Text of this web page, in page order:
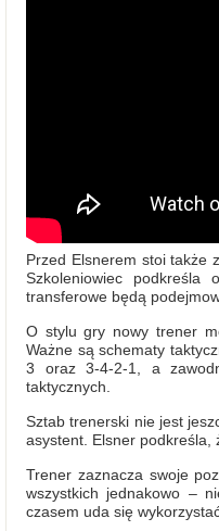
Przed Elsnerem stoi także
Szkoleniowiec
transferowe będą
O stylu gry nowy trener
Ważne są schematy
3 oraz 3-4-2-1, a
taktycznych.
Sztab trenerski nie jest
asystent. Elsner podkreśla,
Trener zaznacza swoje
wszystkich jednakowo –
czasem uda się